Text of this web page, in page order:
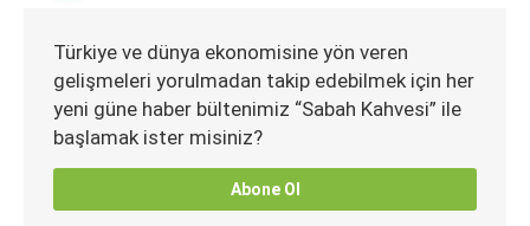
Türkiye ve dünya ekonomisine yön veren
gelişmeleri yorulmadan takip edebilmek için her
yeni güne haber bültenimiz “Sabah Kahvesi” ile
başlamak ister misiniz?
Abone Ol